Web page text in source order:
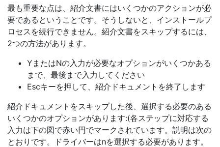
最も重要な点は、紹介文書にはいくつかのアクションが必
要であるということです。そうしないと、インストールプ
ロセスを続行できません。紹介文書をスキップするには、
2つの方法があります。
YまたはNの入力が必要なオプションがいくつかある
まで、最後まで入力してください
Escキーを押して、紹介ドキュメントを終了します
紹介ドキュメントをスキップした後、選択する必要のある
いくつかのオプションがあります:(各ステップに対応する
入力は下の図で赤い円でマークされています。説明は次の
とおりです。ドライバーはnを選択する必要があります。